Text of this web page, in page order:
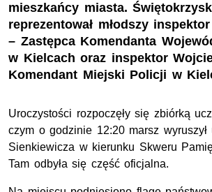
mieszkańcy miasta.
reprezentował młodszy
– Zastępca Komendanta
w Kielcach oraz inspektor
Komendant Miejski Policji w
Uroczystości rozpoczęły się zbiórką
czym o godzinie 12:20 marsz wyruszył
Sienkiewicza w kierunku Skweru
Tam odbyła się część oficjalna.